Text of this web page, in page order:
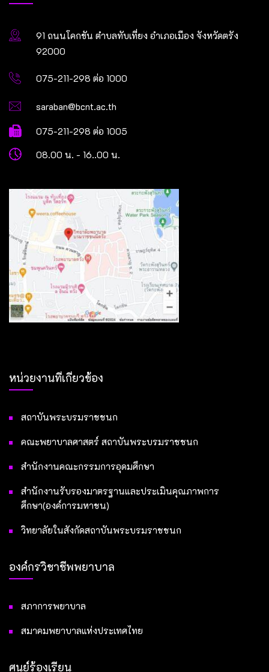
91 ถนนโคกขัน ตำบลทับเที่ยง อำเภอเมือง จังหวัดตรัง
92000
075-211-298 ต่อ 1000
saraban@bcnt.ac.th
075-211-298 ต่อ 1005
08.00 น. - 16..00 น.
หน่วยงานที่เกี่ยวข้อง
สถาบันพระบรมราชชนก
คณะพยาบาลศาสตร์ สถาบันพระบรมราชชนก
สำนักงานคณะกรรมการอุดมศึกษา
สำนักงานรับรองมาตรฐานและประเมินคุณภาพการ
ศึกษา(องค์การมหาชน)
วิทยาลัยในสังกัดสถาบันพระบรมราชชนก
องค์กรวิชาชีพพยาบาล
สภาการพยาบาล
สมาคมพยาบาลแห่งประเทศไทย
ศูนย์ร้องเรียน